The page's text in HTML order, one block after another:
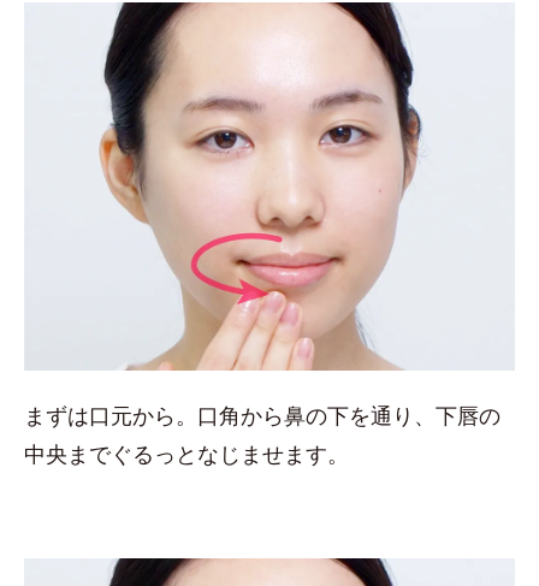
まずは口元から。口角から鼻の下を通り、下唇の
中央までぐるっとなじませます。